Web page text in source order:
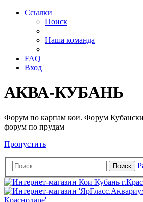
Ссылки
Поиск
Наша команда
FAQ
Вход
АКВА-КУБАНЬ
Форум по карпам кои. Форум
форум по прудам
Пропустить
Поиск